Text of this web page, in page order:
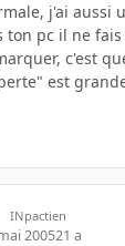
j'ai aussi
ton pc il ne
c'est
est
INpactien
200521 a